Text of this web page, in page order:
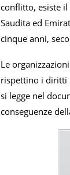
conflitto, esiste
Saudita ed
cinque anni,
Le
rispettino i diritti
si legge nel
conseguenze